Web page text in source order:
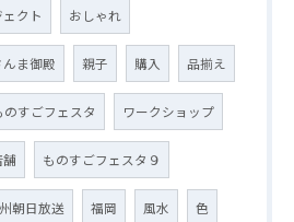
クト おしゃれ
ま御殿 親子 購入 品揃え
のすごフェスタ ワークショップ
ものすごフェスタ９
朝日放送 福岡 風水 色